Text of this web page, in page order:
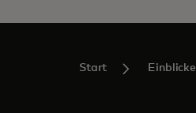
Start Einblicke